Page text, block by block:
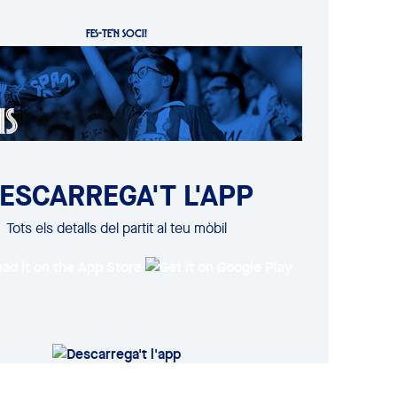
FES-TE'N SOCI!
L'APP
Tots els detalls del partit al teu mòbil